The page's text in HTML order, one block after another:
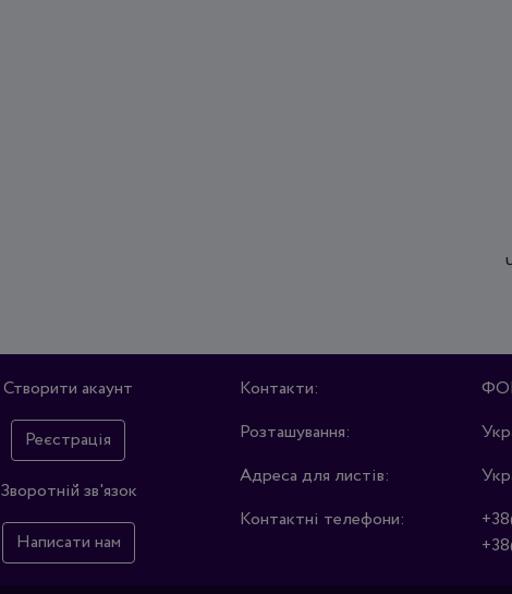
Створити акаунт
Реєстрація
Зворотній зв'язок
Написати нам
Контакти:
Розташування:
Адреса для листів:
Контактні телефони: